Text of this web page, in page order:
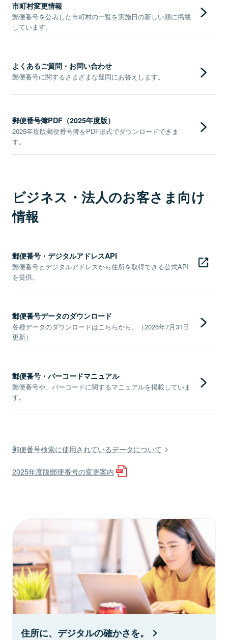
市町村変更情報
郵便番号を公表した市町村の一覧を実施日の新しい順に掲載
しています。
よくあるご質問・お問い合わせ
郵便番号に関するさまざまな疑問にお答えします。
郵便番号簿PDF（2025年度版）
2025年度版郵便番号簿をPDF形式でダウンロードできま
す。
ビジネス・法人のお客さま向け
情報
郵便番号・デジタルアドレスAPI
郵便番号とデジタルアドレスから住所を取得できる公式API
を提供。
郵便番号データのダウンロード
各種データのダウンロードはこちらから。（2026年7月31日
更新）
郵便番号・バーコードマニュアル
郵便番号や、バーコードに関するマニュアルを掲載していま
す。
郵便番号検索に使用されているデータについて
2025年度版郵便番号の変更案内
住所に、デジタルの確かさを。